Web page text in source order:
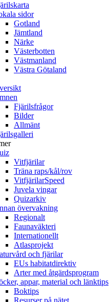
sidor
Gotland
Jämtland
Närke
Västerbotten
Västmanland
Västra Götaland
Fjärilsfrågor
Bilder
Allmänt
Vitfjärilar
Träna raps/kål/rov
VitfjärilarSpeed
Juvela vingar
Quizarkiv
övervakning
Regionalt
Faunaväkteri
Internationellt
Atlasprojekt
och fjärilar
EUs habitatdirektiv
Arter med åtgärdsprogram
appar, material och länktips
Boktips
Resurser på nätet